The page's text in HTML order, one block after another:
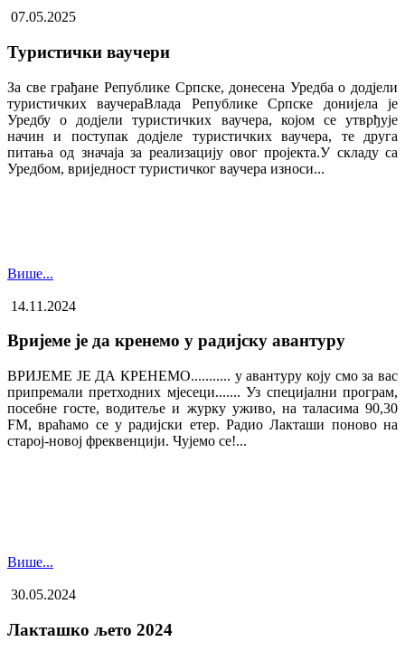
07.05.2025
Туристички ваучери
За све грађане Републике Српске, донесена Уредба о додјели
туристичких ваучера​Влада Републике Српске донијела је
Уредбу о додјели туристичких ваучера, којом се утврђује
начин и поступак додјеле туристичких ваучера, те друга
питања од значаја за реализацију овог пројекта.У складу са
Уредбом, вриједност туристичког ваучера износи...
Више...
14.11.2024
Вријеме је да кренемо у радијску авантуру
ВРИЈЕМЕ ЈЕ ДА КРЕНЕМО........... у авантуру коју смо за вас
припремали претходних мјесеци....... Уз специјални програм,
посебне госте, водитеље и журку уживо, на таласима 90,30
FM, враћамо се у радијски етер. Радио Лакташи поново на
старој-новој фреквенцији. Чујемо се!...
Више...
30.05.2024
Лакташко љето 2024